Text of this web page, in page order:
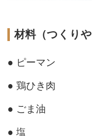
材料（つくりや
● ピーマン
● 鶏ひき肉
● ごま油
● 塩